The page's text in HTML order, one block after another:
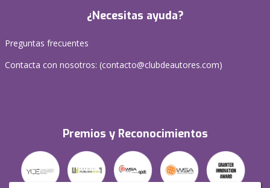
¿Necesitas ayuda?
Preguntas frecuentes
Contacta con nosotros: (contacto@clubdeautores.com)
Premios y Reconocimientos